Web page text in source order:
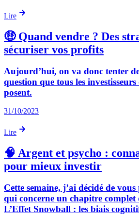
Lire
🤑 Quand vendre ? Des
sécuriser vos profits
Aujourd’hui, on va donc tenter
question que tous les investisseurs
posent.
31/10/2023
Lire
🧠 Argent et psycho :
pour mieux investir
Cette semaine, j’ai décidé de
qui concerne un chapitre complet
L’Effet Snowball : les biais